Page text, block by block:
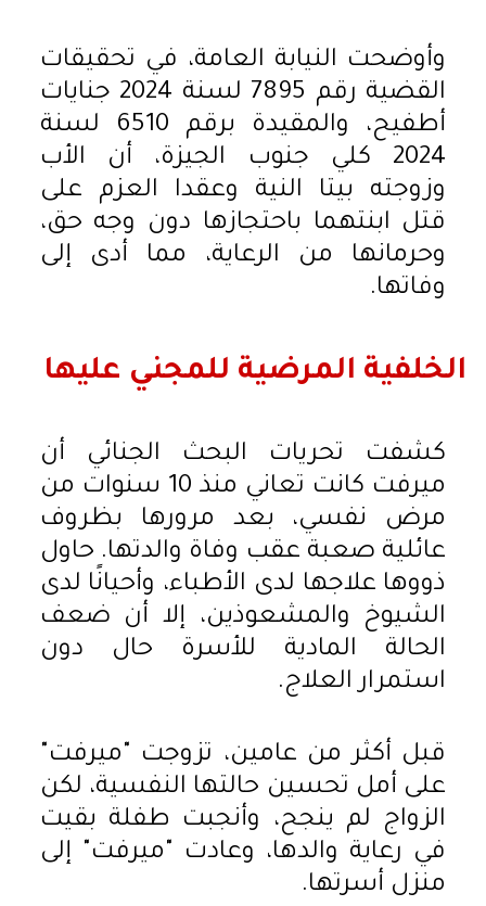
وأوضحت النيابة العامة، في تحقيقات
القضية رقم 7895 لسنة 2024 جنايات
أطفيح، والمقيدة برقم 6510 لسنة
2024 كلي جنوب الجيزة، أن الأب
وزوجته بيتا النية وعقدا العزم على
قتل ابنتهما باحتجازها دون وجه حق،
وحرمانها من الرعاية، مما أدى إلى
وفاتها.
الخلفية المرضية للمجني عليها
كشفت تحريات البحث الجنائي أن
ميرفت كانت تعاني منذ 10 سنوات من
مرض نفسي، بعد مرورها بظروف
عائلية صعبة عقب وفاة والدتها. حاول
ذووها علاجها لدى الأطباء، وأحيانًا لدى
الشيوخ والمشعوذين، إلا أن ضعف
الحالة المادية للأسرة حال دون
استمرار العلاج.
قبل أكثر من عامين، تزوجت "ميرفت"
على أمل تحسين حالتها النفسية، لكن
الزواج لم ينجح، وأنجبت طفلة بقيت
في رعاية والدها، وعادت "ميرفت" إلى
منزل أسرتها.